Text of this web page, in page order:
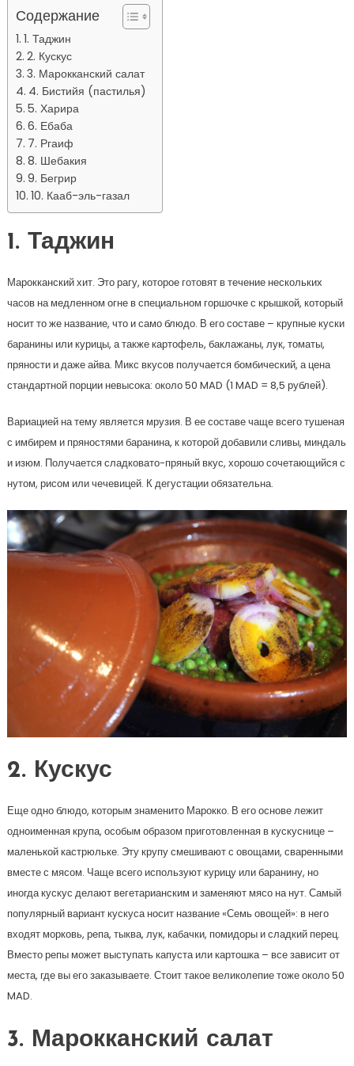
Содержание
1. Таджин
2. Кускус
3. Марокканский салат
4. Бистийя (пастилья)
5. Харира
6. Ебаба
7. Ргаиф
8. Шебакия
9. Бегрир
10. Кааб-эль-газал
1. Таджин
Марокканский хит. Это рагу, которое готовят в течение нескольких
часов на медленном огне в специальном горшочке с крышкой, который
носит то же название, что и само блюдо. В его составе – крупные куски
баранины или курицы, а также картофель, баклажаны, лук, томаты,
пряности и даже айва. Микс вкусов получается бомбический, а цена
стандартной порции невысока: около 50 MAD (1 MAD = 8,5 рублей).
Вариацией на тему является мрузия. В ее составе чаще всего тушеная
с имбирем и пряностями баранина, к которой добавили сливы, миндаль
и изюм. Получается сладковато-пряный вкус, хорошо сочетающийся с
нутом, рисом или чечевицей. К дегустации обязательна.
2. Кускус
Еще одно блюдо, которым знаменито Марокко. В его основе лежит
одноименная крупа, особым образом приготовленная в кускуснице –
маленькой кастрюльке. Эту крупу смешивают с овощами, сваренными
вместе с мясом. Чаще всего используют курицу или баранину, но
иногда кускус делают вегетарианским и заменяют мясо на нут. Самый
популярный вариант кускуса носит название «Семь овощей»: в него
входят морковь, репа, тыква, лук, кабачки, помидоры и сладкий перец.
Вместо репы может выступать капуста или картошка – все зависит от
места, где вы его заказываете. Стоит такое великолепие тоже около 50
MAD.
3. Марокканский салат